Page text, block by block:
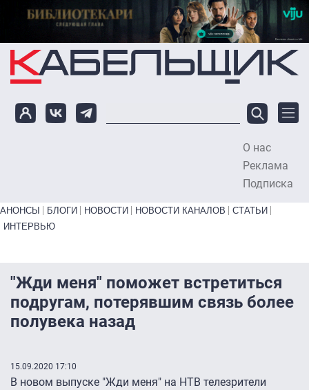
Перейти к основному содержанию
О нас
Реклама
Подписка
Primary links bottom
АНОНСЫ БЛОГИ НОВОСТИ НОВОСТИ КАНАЛОВ
СТАТЬИ
ИНТЕРВЬЮ
"Жди меня" поможет встретиться
подругам, потерявшим связь более
полувека назад
15.09.2020 17:10
В новом выпуске "Жди меня" на НТВ телезрители